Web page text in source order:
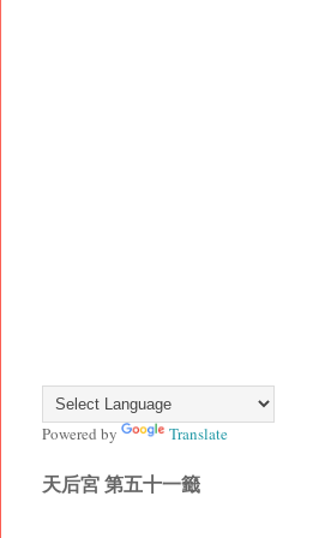
Powered by Translate
天后宮 第五十一籤